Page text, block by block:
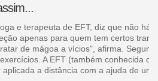
e terapeuta de EFT, diz que não há
apenas para quem tem certos
de mágoa a vícios", afirma.
A EFT (também conhecida
a distância com a ajuda de um